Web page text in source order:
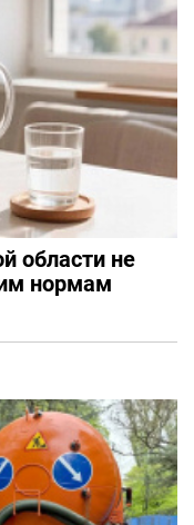
области не
нормам